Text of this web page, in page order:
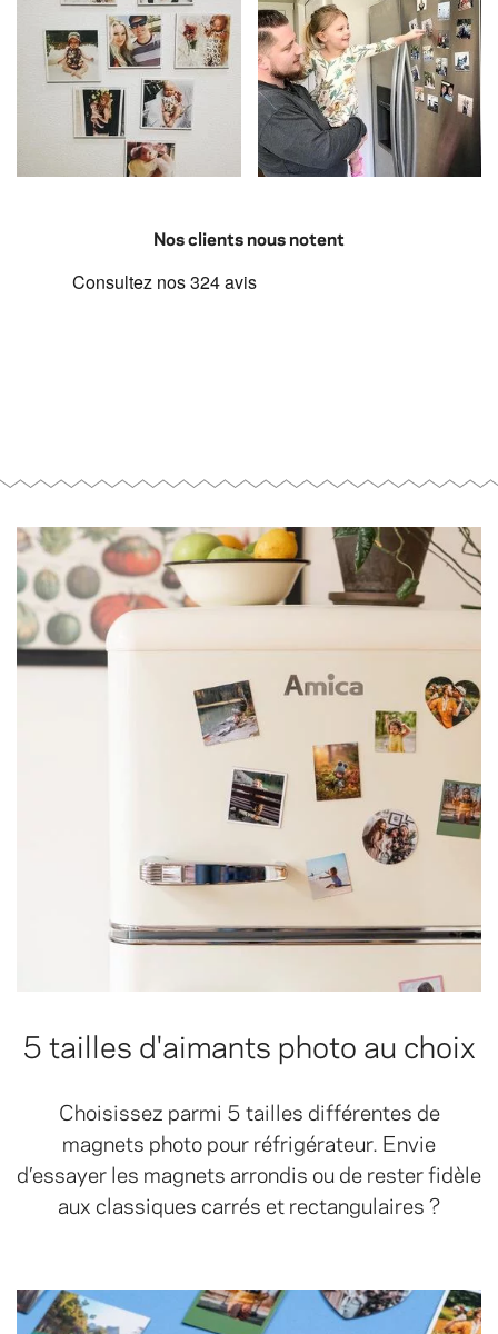
Nos clients nous notent
5 tailles d'aimants photo au choix
Choisissez parmi 5 tailles différentes de
magnets photo pour réfrigérateur. Envie
d’essayer les magnets arrondis ou de rester fidèle
aux classiques carrés et rectangulaires ?